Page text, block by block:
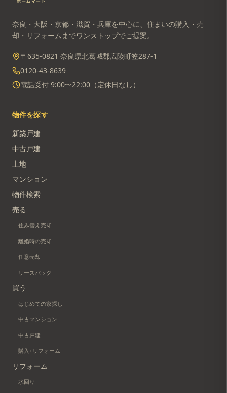
奈良・大阪・京都・滋賀・兵庫を中心に、住まいの購入・売
却・リフォームまでワンストップでご提案。
〒635-0821 奈良県北葛城郡広陵町笠287-1
0120-43-8639
電話受付 9:00〜22:00（定休日なし）
物件を探す
新築戸建
中古戸建
土地
マンション
物件検索
売る
住み替え売却
離婚時の売却
任意売却
リースバック
買う
はじめての家探し
中古マンション
中古戸建
購入+リフォーム
リフォーム
水回り